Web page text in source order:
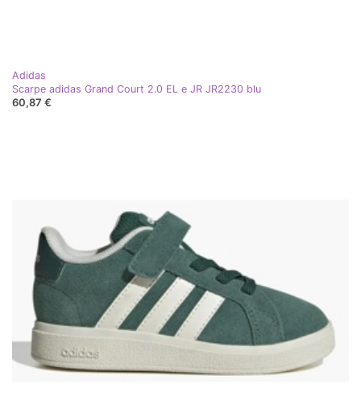
Adidas
Scarpe adidas Grand Court 2.0 EL e JR JR2230 blu
60,87 €